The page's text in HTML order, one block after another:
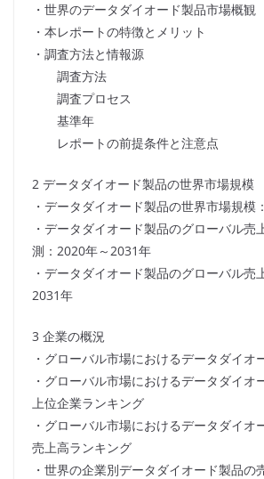
・世界のデータダイオード製品市場概観
・本レポートの特徴とメリット
・調査方法と情報源
調査方法
調査プロセス
基準年
レポートの前提条件と注意点
2 データダイオード製品の世界市場規模
・データダイオード製品の世界市場規模
・データダイオード製品のグローバル売
測：2020年～2031年
・データダイオード製品のグローバル売
2031年
3 企業の概況
・グローバル市場におけるデータダイオ
・グローバル市場におけるデータダイオ
上位企業ランキング
・グローバル市場におけるデータダイオ
売上高ランキング
・世界の企業別データダイオード製品の